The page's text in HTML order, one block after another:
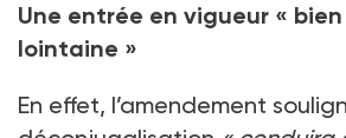
Une entrée en vigueur «
lointaine »
En effet, l’amendement